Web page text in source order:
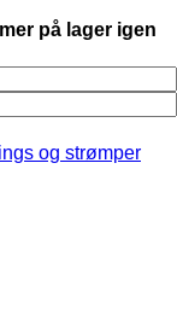
på lager igen
og strømper